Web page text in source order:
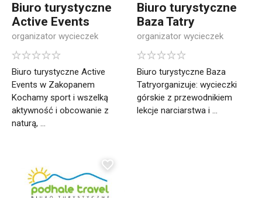
Biuro turystyczne
Active Events
organizator wycieczek
Biuro turystyczne Active
Events w Zakopanem
Kochamy sport i wszelką
aktywność i obcowanie z
naturą, ...
Biuro turystyczne
Baza Tatry
organizator wycieczek
Biuro turystyczne Baza
Tatryorganizuje: wycieczki
górskie z przewodnikiem
lekcje narciarstwa i ...